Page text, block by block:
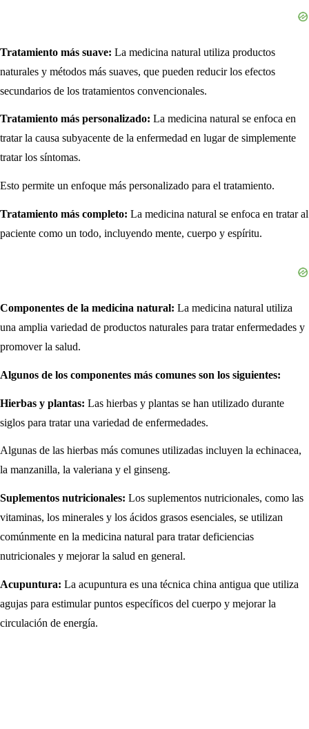
Tratamiento más suave: La medicina natural utiliza productos
naturales y métodos más suaves, que pueden reducir los efectos
secundarios de los tratamientos convencionales.
Tratamiento más personalizado: La medicina natural se enfoca en
tratar la causa subyacente de la enfermedad en lugar de simplemente
tratar los síntomas.
Esto permite un enfoque más personalizado para el tratamiento.
Tratamiento más completo: La medicina natural se enfoca en tratar al
paciente como un todo, incluyendo mente, cuerpo y espíritu.
Componentes de la medicina natural: La medicina natural utiliza
una amplia variedad de productos naturales para tratar enfermedades y
promover la salud.
Algunos de los componentes más comunes son los siguientes:
Hierbas y plantas: Las hierbas y plantas se han utilizado durante
siglos para tratar una variedad de enfermedades.
Algunas de las hierbas más comunes utilizadas incluyen la echinacea,
la manzanilla, la valeriana y el ginseng.
Suplementos nutricionales: Los suplementos nutricionales, como las
vitaminas, los minerales y los ácidos grasos esenciales, se utilizan
comúnmente en la medicina natural para tratar deficiencias
nutricionales y mejorar la salud en general.
Acupuntura: La acupuntura es una técnica china antigua que utiliza
agujas para estimular puntos específicos del cuerpo y mejorar la
circulación de energía.